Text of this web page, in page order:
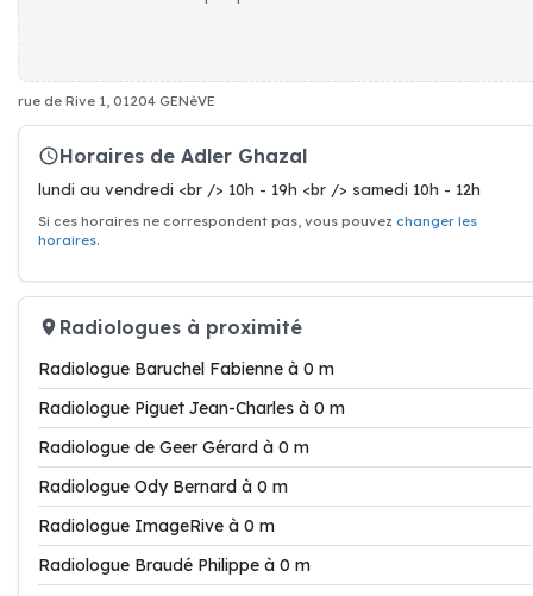
rue de Rive 1, 01204 GENèVE
Horaires de Adler Ghazal
lundi au vendredi <br /> 10h - 19h <br /> samedi 10h - 12h
Si ces horaires ne correspondent pas, vous pouvez changer les
horaires.
Radiologues à proximité
Radiologue Baruchel Fabienne à 0 m
Radiologue Piguet Jean-Charles à 0 m
Radiologue de Geer Gérard à 0 m
Radiologue Ody Bernard à 0 m
Radiologue ImageRive à 0 m
Radiologue Braudé Philippe à 0 m